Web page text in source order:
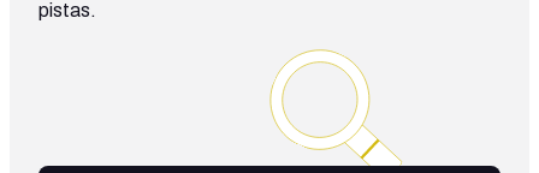
pistas.